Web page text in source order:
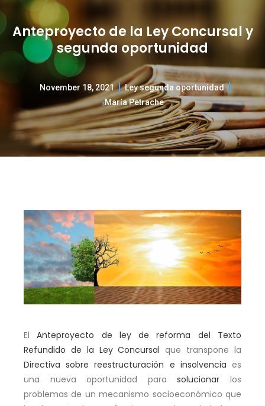
Anteproyecto de la Ley Concursal y
segunda oportunidad
November 18, 2021
Ley segunda oportunidad
María Petrache
ElAnteproyecto de ley de reforma del Texto
Refundido de la Ley Concursal que transpone la
Directiva sobre reestructuración e insolvencia es
una nueva oportunidad parasolucionar los
problemas de un mecanismo socioeconómico que